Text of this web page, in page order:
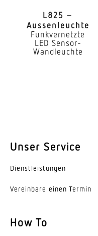
DeckeWand
Montageart
Aufputz
Montagehöhe max
10,7 W
Effizienz (ohne Haube)
157,57 lm/W
L825 –
Aussenleuchte
Funkvernetzte
LED Sensor-
Wandleuchte
Unser Service
Dienst­leis­tungen
Vereinbare einen Termin
How To